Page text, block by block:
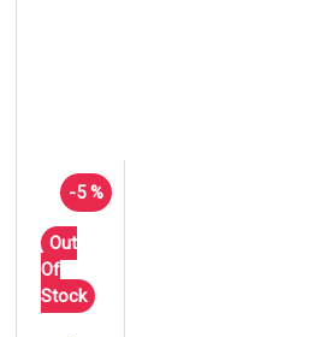
-5 %
Out
Of
Stock